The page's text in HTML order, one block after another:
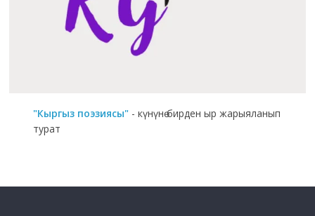
"Кыргыз поэзиясы" - күнүнө бирден ыр жарыяланып
турат